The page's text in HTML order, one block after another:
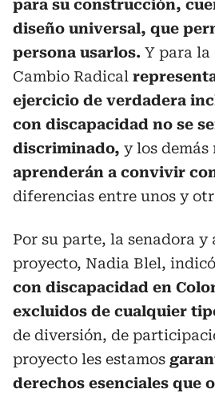
para su construcción,
diseño universal, que
persona usarlos. Y para la
Cambio Radical
ejercicio de verdadera
con discapacidad no se
discriminado, y los demás
aprenderán a convivir
diferencias entre unos y
Por su parte, la senadora y
proyecto, Nadia Blel,
con discapacidad en
excluidos de cualquier
de diversión, de
proyecto les estamos
derechos esenciales que